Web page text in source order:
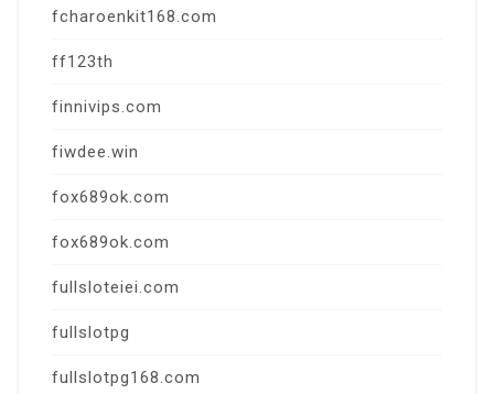
fcharoenkit168.com
ff123th
finnivips.com
fiwdee.win
fox689ok.com
fox689ok.com
fullsloteiei.com
fullslotpg
fullslotpg168.com